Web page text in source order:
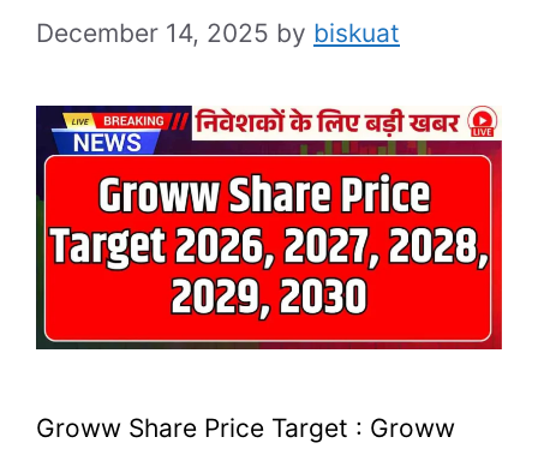
December 14, 2025 by biskuat
Groww Share Price Target : Groww